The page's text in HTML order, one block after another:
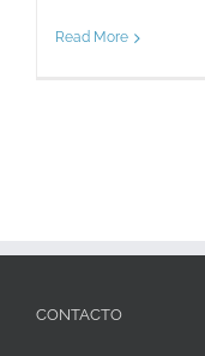
Read More
CONTACTO